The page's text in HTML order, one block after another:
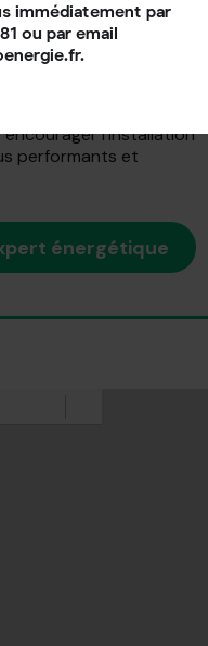
uniquement si
professionnel RGE et
l’installation
performants et
énergétique
immédiatement par
ou par email